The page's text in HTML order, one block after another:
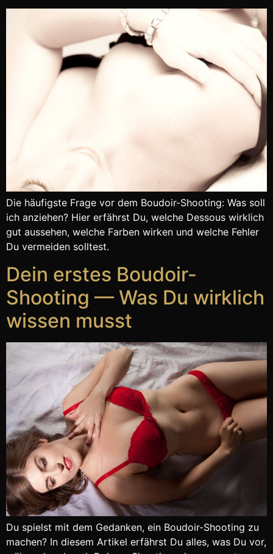
Die häufigste Frage vor dem Boudoir-Shooting: Was soll
ich anziehen? Hier erfährst Du, welche Dessous wirklich
gut aussehen, welche Farben wirken und welche Fehler
Du vermeiden solltest.
Dein erstes Boudoir-
Shooting — Was Du wirklich
wissen musst
Du spielst mit dem Gedanken, ein Boudoir-Shooting zu
machen? In diesem Artikel erfährst Du alles, was Du vor,